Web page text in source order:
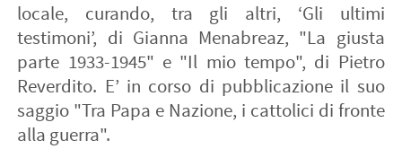
locale, curando, tra gli altri, ‘Gli ultimi
testimoni’, di Gianna Menabreaz, "La giusta
parte 1933-1945" e "Il mio tempo", di Pietro
Reverdito. E’ in corso di pubblicazione il suo
saggio "Tra Papa e Nazione, i cattolici di fronte
alla guerra".